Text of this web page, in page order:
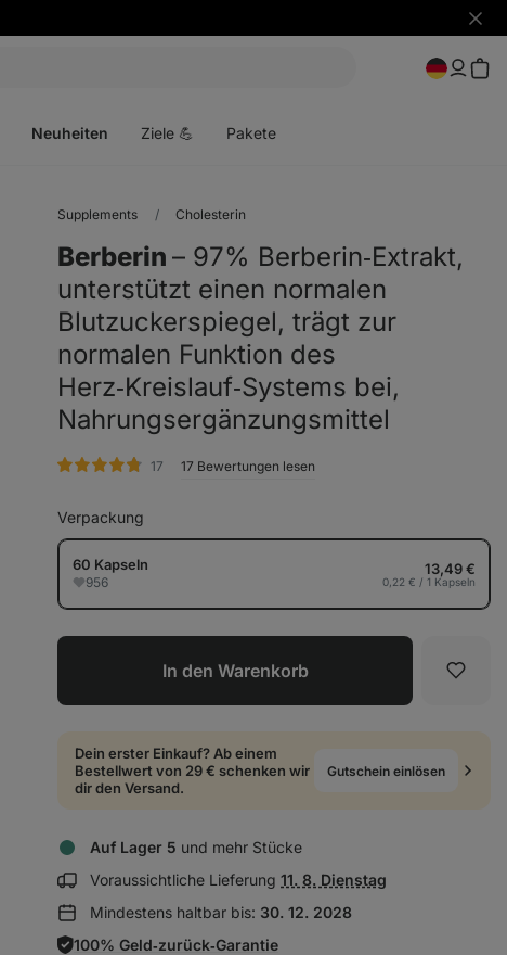
Neuheiten Ziele 💪 Pakete
Supplements Cholesterin
Berberin ⁠–⁠ 97% Berberin‑Extrakt,
unterstützt einen normalen
Blutzuckerspiegel, trägt zur
normalen Funktion des
Herz‑Kreislauf‑Systems bei,
Nahrungsergänzungsmittel
17 Bewertungen
17 Bewertungen lesen
Verpackung
60 Kapseln
956
13,49 €
0,22 € / 1 Kapseln
In den Warenkorb
Dein erster Einkauf? Ab einem
Bestellwert von 29 € schenken wir
dir den Versand.
Gutschein einlösen
Auf Lager 5 und mehr Stücke
Voraussichtliche Lieferung Lieferinformationen
11. 8. Dienstag
Mindestens haltbar bis: 30. 12. 2028
100% Geld‑zurück‑Garantie